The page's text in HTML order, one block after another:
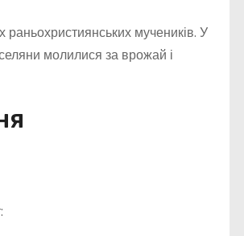
раньохристиянських мучеників. У
молилися за врожай і